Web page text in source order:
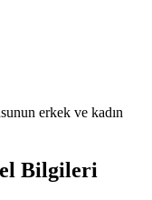
erkek ve kadın
Bilgileri